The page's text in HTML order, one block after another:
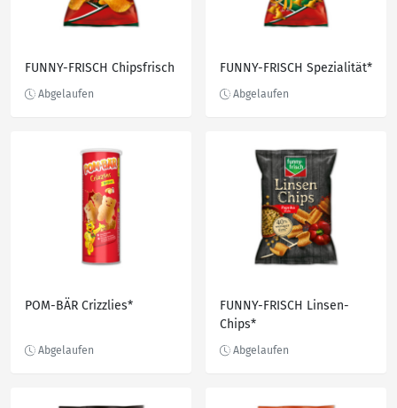
FUNNY-FRISCH Chipsfrisch FUNNY-FRISCH Spezialität*
POM-BÄR Crizzlies*
FUNNY-FRISCH Linsen-
Chips*